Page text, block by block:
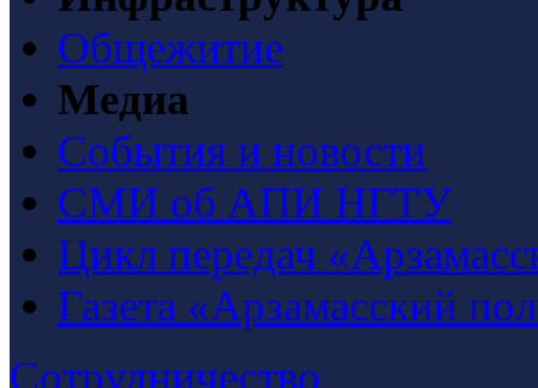
Общежитие
Медиа
События и новости
СМИ об АПИ НГТУ
Цикл передач
Газета «Арзамасский
Сотрудничество